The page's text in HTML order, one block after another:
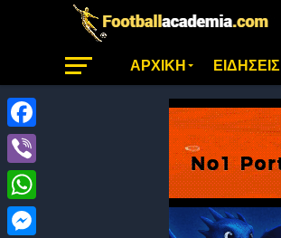
ΑΡΧΙΚΗ ΕΙΔΗΣΕΙΣ
Facebook
Viber
WhatsApp